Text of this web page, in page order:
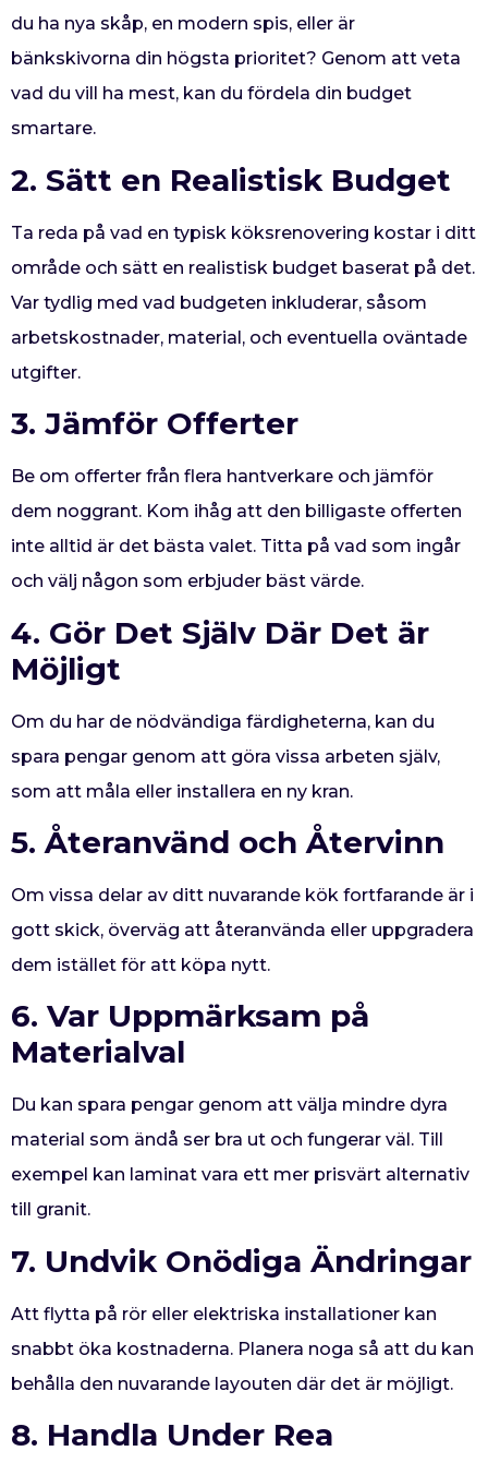
du ha nya skåp, en modern spis, eller är
bänkskivorna din högsta prioritet? Genom att veta
vad du vill ha mest, kan du fördela din budget
smartare.
2. Sätt en Realistisk Budget
Ta reda på vad en typisk köksrenovering kostar i ditt
område och sätt en realistisk budget baserat på det.
Var tydlig med vad budgeten inkluderar, såsom
arbetskostnader, material, och eventuella oväntade
utgifter.
3. Jämför Offerter
Be om offerter från flera hantverkare och jämför
dem noggrant. Kom ihåg att den billigaste offerten
inte alltid är det bästa valet. Titta på vad som ingår
och välj någon som erbjuder bäst värde.
4. Gör Det Själv Där Det är
Möjligt
Om du har de nödvändiga färdigheterna, kan du
spara pengar genom att göra vissa arbeten själv,
som att måla eller installera en ny kran.
5. Återanvänd och Återvinn
Om vissa delar av ditt nuvarande kök fortfarande är i
gott skick, överväg att återanvända eller uppgradera
dem istället för att köpa nytt.
6. Var Uppmärksam på
Materialval
Du kan spara pengar genom att välja mindre dyra
material som ändå ser bra ut och fungerar väl. Till
exempel kan laminat vara ett mer prisvärt alternativ
till granit.
7. Undvik Onödiga Ändringar
Att flytta på rör eller elektriska installationer kan
snabbt öka kostnaderna. Planera noga så att du kan
behålla den nuvarande layouten där det är möjligt.
8. Handla Under Rea